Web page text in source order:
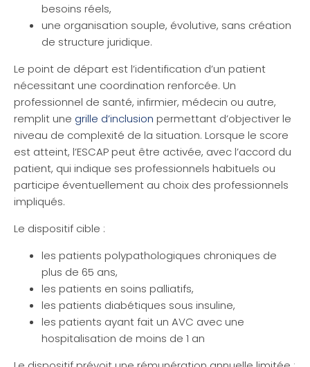
besoins réels,
une organisation souple, évolutive, sans création
de structure juridique.
Le point de départ est l’identification d’un patient
nécessitant une coordination renforcée. Un
professionnel de santé, infirmier, médecin ou autre,
remplit une grille d’inclusion permettant d’objectiver le
niveau de complexité de la situation. Lorsque le score
est atteint, l’ESCAP peut être activée, avec l’accord du
patient, qui indique ses professionnels habituels ou
participe éventuellement au choix des professionnels
impliqués.
Le dispositif cible :
les patients polypathologiques chroniques de
plus de 65 ans,
les patients en soins palliatifs,
les patients diabétiques sous insuline,
les patients ayant fait un AVC avec une
hospitalisation de moins de 1 an